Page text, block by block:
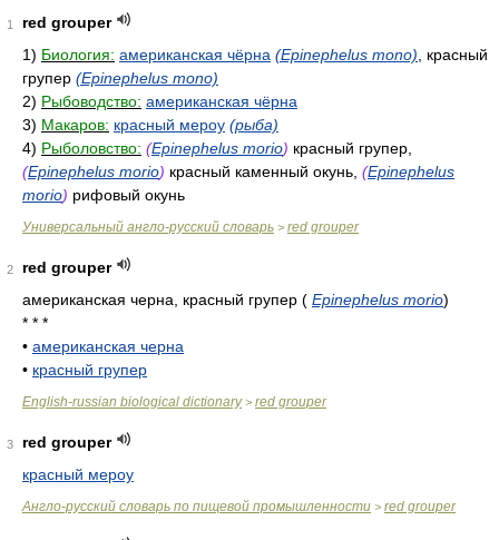
1
red grouper
1) Биология: американская чёрна (Epinephelus mono) , красный
групер (Epinephelus mono)
2) Рыбоводство: американская чёрна
3) Макаров: красный мероу (рыба)
4) Рыболовство: (Epinephelus morio) красный групер,
(Epinephelus morio) красный каменный окунь, (Epinephelus
morio) рифовый окунь
Универсальный англо-русский словарь > red grouper
2
red grouper
американская черна, красный групер ( Epinephelus morio)
* * *
• американская черна
• красный групер
English-russian biological dictionary> red grouper
3
red grouper
красный мероу
Англо-русский словарь по пищевой промышленности > red grouper